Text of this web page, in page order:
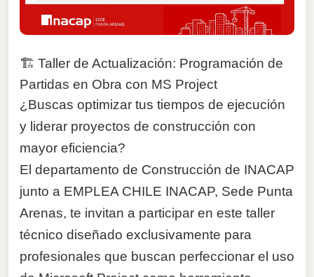
🏗️ Taller de Actualización: Programación de
Partidas en Obra con MS Project
¿Buscas optimizar tus tiempos de ejecución
y liderar proyectos de construcción con
mayor eficiencia?
El departamento de Construcción de INACAP
junto a EMPLEA CHILE INACAP, Sede Punta
Arenas, te invitan a participar en este taller
técnico diseñado exclusivamente para
profesionales que buscan perfeccionar el uso